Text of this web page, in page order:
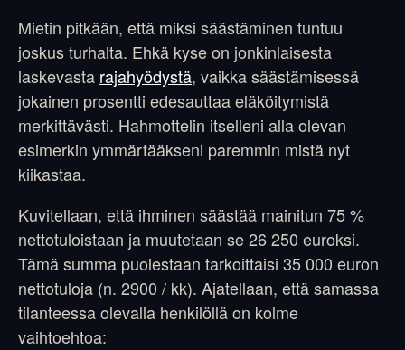
Mietin pitkään, että miksi säästäminen tuntuu
joskus turhalta. Ehkä kyse on jonkinlaisesta
laskevasta rajahyödystä, vaikka säästämisessä
jokainen prosentti edesauttaa eläköitymistä
merkittävästi. Hahmottelin itselleni alla olevan
esimerkin ymmärtääkseni paremmin mistä nyt
kiikastaa.
Kuvitellaan, että ihminen säästää mainitun 75 %
nettotuloistaan ja muutetaan se 26 250 euroksi.
Tämä summa puolestaan tarkoittaisi 35 000 euron
nettotuloja (n. 2900 / kk). Ajatellaan, että samassa
tilanteessa olevalla henkilöllä on kolme
vaihtoehtoa: